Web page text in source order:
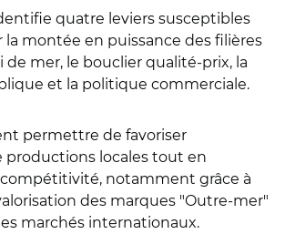
quatre leviers susceptibles
montée en puissance des filières
de mer, le bouclier qualité-prix, la
et la politique commerciale.
permettre de favoriser
productions locales tout en
notamment grâce à
des marques "Outre-mer"
marchés internationaux.